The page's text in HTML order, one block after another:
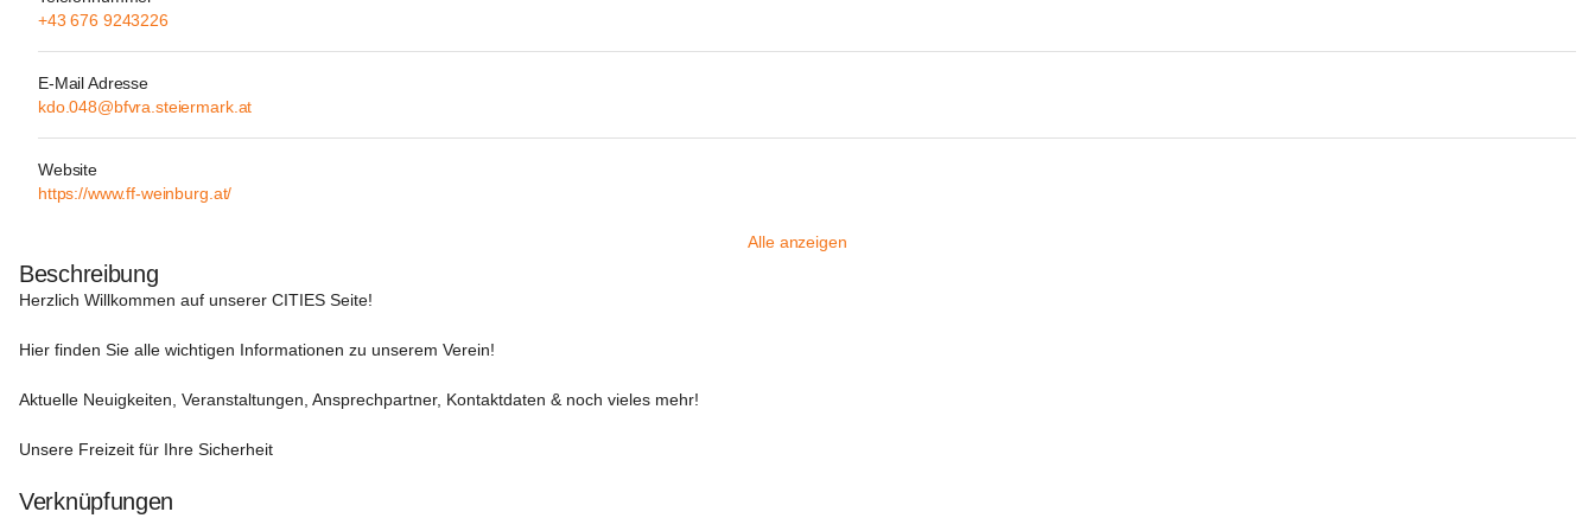
+43 676 9243226
E-Mail Adresse
kdo.048@bfvra.steiermark.at
Website
https://www.ff-weinburg.at/
Alle anzeigen
Beschreibung
Herzlich Willkommen auf unserer CITIES Seite!
Hier finden Sie alle wichtigen Informationen zu unserem Verein!
Aktuelle Neuigkeiten, Veranstaltungen, Ansprechpartner, Kontaktdaten & noch vieles mehr!
Unsere Freizeit für Ihre Sicherheit
Verknüpfungen